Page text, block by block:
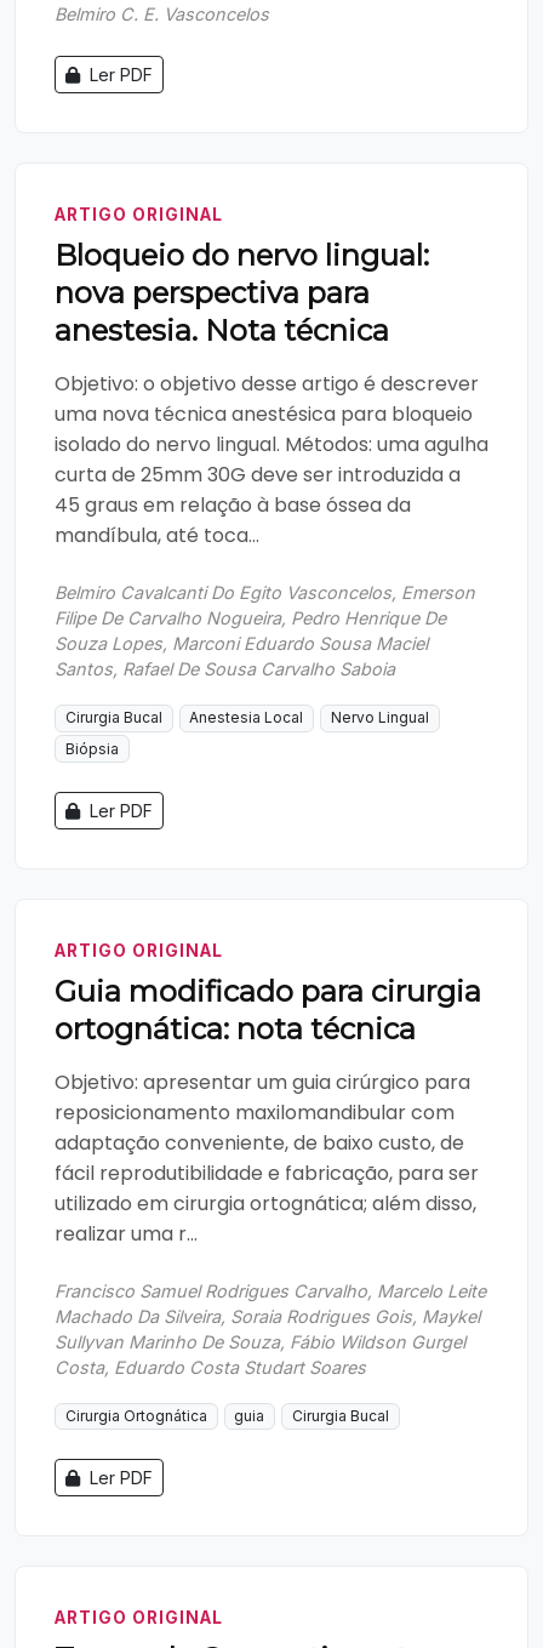
Belmiro C. E. Vasconcelos
Ler PDF
ARTIGO ORIGINAL
Bloqueio do nervo lingual:
nova perspectiva para
anestesia. Nota técnica
Objetivo: o objetivo desse artigo é descrever
uma nova técnica anestésica para bloqueio
isolado do nervo lingual. Métodos: uma agulha
curta de 25mm 30G deve ser introduzida a
45 graus em relação à base óssea da
mandíbula, até toca...
Belmiro Cavalcanti Do Egito Vasconcelos, Emerson
Filipe De Carvalho Nogueira, Pedro Henrique De
Souza Lopes, Marconi Eduardo Sousa Maciel
Santos, Rafael De Sousa Carvalho Saboia
Cirurgia Bucal Anestesia Local
Nervo Lingual
Biópsia
Ler PDF
ARTIGO ORIGINAL
Guia modificado para cirurgia
ortognática: nota técnica
Objetivo: apresentar um guia cirúrgico para
reposicionamento maxilomandibular com
adaptação conveniente, de baixo custo, de
fácil reprodutibilidade e fabricação, para ser
utilizado em cirurgia ortognática; além disso,
realizar uma r...
Francisco Samuel Rodrigues Carvalho, Marcelo Leite
Machado Da Silveira, Soraia Rodrigues Gois, Maykel
Sullyvan Marinho De Souza, Fábio Wildson Gurgel
Costa, Eduardo Costa Studart Soares
Cirurgia Ortognática guia Cirurgia Bucal
Ler PDF
ARTIGO ORIGINAL